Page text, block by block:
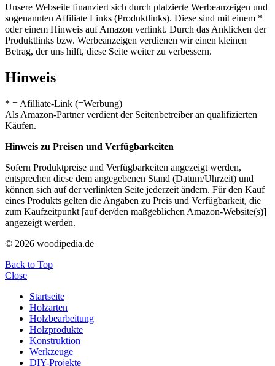
Unsere Webseite finanziert sich durch platzierte Werbeanzeigen und
sogenannten Affiliate Links (Produktlinks). Diese sind mit einem *
oder einem Hinweis auf Amazon verlinkt. Durch das Anklicken der
Produktlinks bzw. Werbeanzeigen verdienen wir einen kleinen
Betrag, der uns hilft, diese Seite weiter zu verbessern.
Hinweis
* = Afilliate-Link (=Werbung)
Als Amazon-Partner verdient der Seitenbetreiber an qualifizierten
Käufen.
Hinweis zu Preisen und Verfügbarkeiten
Sofern Produktpreise und Verfügbarkeiten angezeigt werden,
entsprechen diese dem angegebenen Stand (Datum/Uhrzeit) und
können sich auf der verlinkten Seite jederzeit ändern. Für den Kauf
eines Produkts gelten die Angaben zu Preis und Verfügbarkeit, die
zum Kaufzeitpunkt [auf der/den maßgeblichen Amazon-Website(s)]
angezeigt werden.
© 2026 woodipedia.de
Back to Top
Close
Startseite
Holzarten
Holzbearbeitung
Holzprodukte
Konstruktion
Werkzeuge
DIY-Projekte